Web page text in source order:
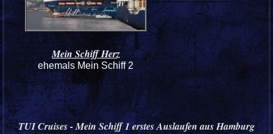
Mein Schiff Herz
ehemals Mein Schiff 2
TUI Cruises - Mein Schiff 1 erstes Auslaufen aus Hamburg